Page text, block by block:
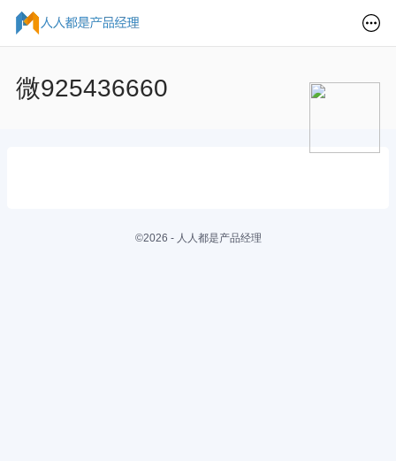
微925436660
©2026 - 人人都是产品经理